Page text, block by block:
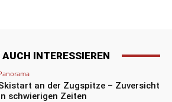
INTERESSIEREN
an der Zugspitze – Zuversicht
schwierigen Zeiten